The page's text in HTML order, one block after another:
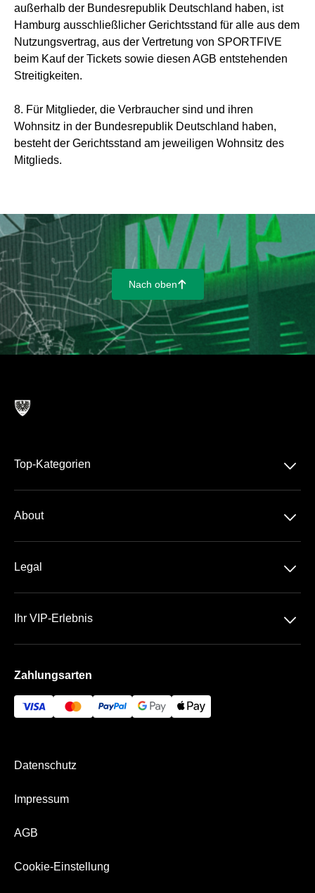
außerhalb der Bundesrepublik Deutschland haben, ist
Hamburg ausschließlicher Gerichtsstand für alle aus dem
Nutzungsvertrag, aus der Vertretung von SPORTFIVE
beim Kauf der Tickets sowie diesen AGB entstehenden
Streitigkeiten.
8. Für Mitglieder, die Verbraucher sind und ihren
Wohnsitz in der Bundesrepublik Deutschland haben,
besteht der Gerichtsstand am jeweiligen Wohnsitz des
Mitglieds.
Nach oben􀄨
Top-Kategorien 􀆈
About 􀆈
Team
Legal 􀆈
Ihr VIP-Erlebnis 􀆈
Zahlungsarten
Datenschutz
Impressum
AGB
Cookie-Einstellung